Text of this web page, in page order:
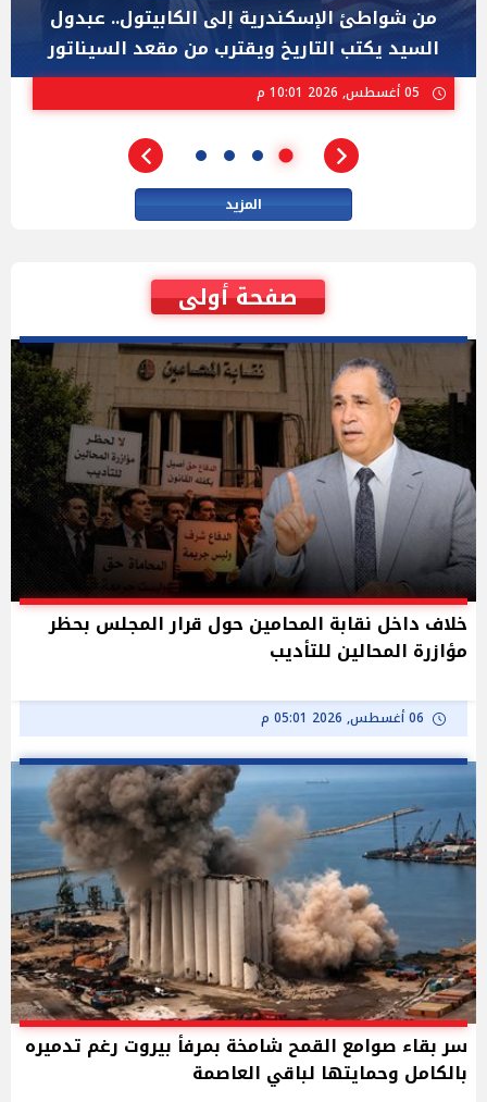
"عبد الرحمن السيد" المصري الذى يواجه "هايلي
ستيفنز" وإيباك الاسرائيلية بإنتخابات ميشيجان
المزيد
صفحة أولى
خلاف داخل نقابة المحامين حول قرار المجلس بحظر
مؤازرة المحالين للتأديب
06 أغسطس, 2026 05:01 م
سر بقاء صوامع القمح شامخة بمرفأ بيروت رغم تدميره
بالكامل وحمايتها لباقي العاصمة